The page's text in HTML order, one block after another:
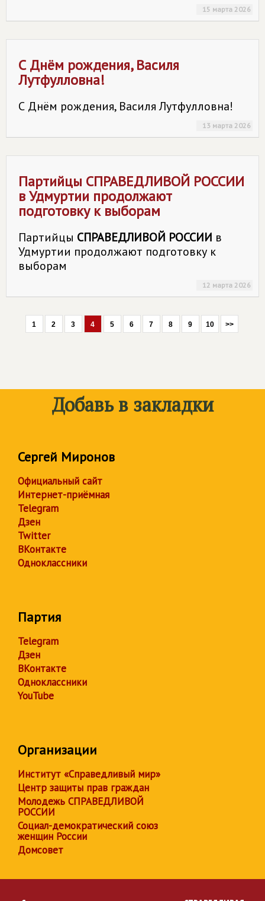
15 марта 2026
С Днём рождения, Василя
Лутфулловна!
С Днём рождения, Василя Лутфулловна!
13 марта 2026
Партийцы СПРАВЕДЛИВОЙ РОССИИ
в Удмуртии продолжают
подготовку к выборам
Партийцы СПРАВЕДЛИВОЙ РОССИИ в
Удмуртии продолжают подготовку к
выборам
12 марта 2026
1 2 3 4 5 6 7 8 9 10 >>
Добавь в закладки
Сергей Миронов
Официальный сайт
Интернет-приёмная
Telegram
Дзен
Twitter
ВКонтакте
Одноклассники
Партия
Telegram
Дзен
ВКонтакте
Одноклассники
YouTube
Организации
Институт «Справедливый мир»
Центр защиты прав граждан
Молодежь СПРАВЕДЛИВОЙ
РОССИИ
Социал-демократический союз
женщин России
Домсовет